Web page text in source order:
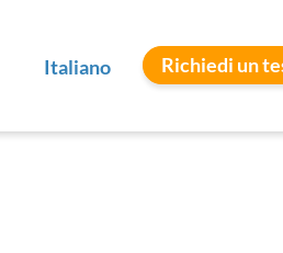
Italiano Richiedi un